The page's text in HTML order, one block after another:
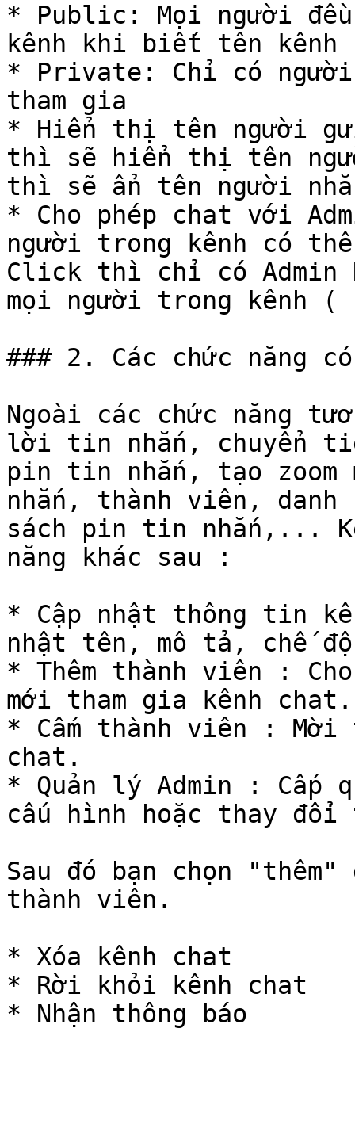
* Public: Mọi người
kênh khi biết tên kênh
* Private: Chỉ có
tham gia
* Hiển thị tên người
thì sẽ hiển thị tên
thì sẽ ẩn tên người
* Cho phép chat với
người trong kênh có
Click thì chỉ có Admin
mọi người trong kênh (
### 2. Các chức năng
Ngoài các chức năng
lời tin nhắn, chuyển
pin tin nhắn, tạo
nhắn, thành viên,
sách pin tin nhắn,...
năng khác sau :
* Cập nhật thông tin
nhật tên, mô tả, chế
* Thêm thành viên :
mới tham gia kênh chat.
* Cấm thành viên :
chat.
* Quản lý Admin : Cấp
cấu hình hoặc thay
Sau đó bạn chọn "thêm"
thành viên.
* Xóa kênh chat
* Rời khỏi kênh chat